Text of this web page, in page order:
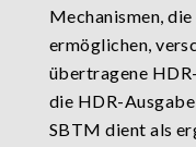
Mechanismen,
ermöglichen,
übertragene
die HDR-
SBTM dient als